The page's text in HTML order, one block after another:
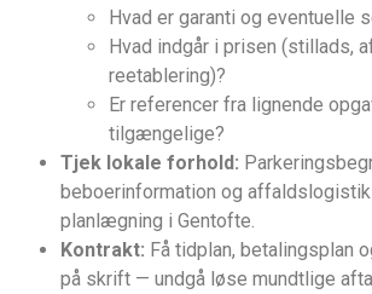
Hvad er garanti og eventuelle
Hvad indgår i prisen (stillads,
reetablering)?
Er referencer fra lignende
tilgængelige?
Tjek lokale forhold:
beboerinformation og
planlægning i Gentofte.
Kontrakt: Få tidplan, betalingsplan
på skrift — undgå løse mundtlige